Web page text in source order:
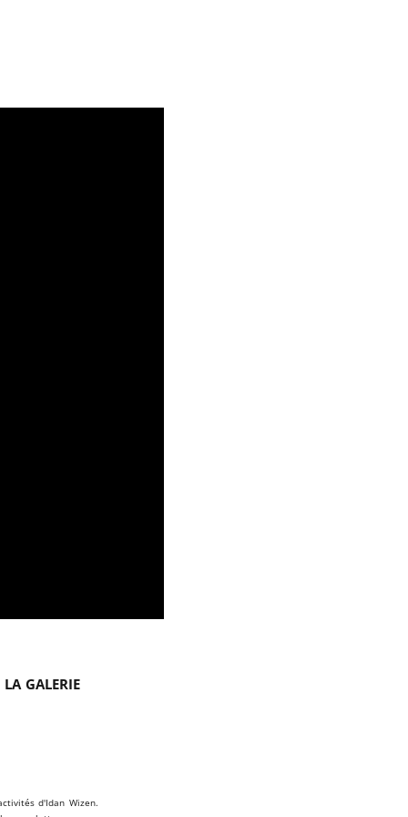
la galerie
d'Idan Wizen.